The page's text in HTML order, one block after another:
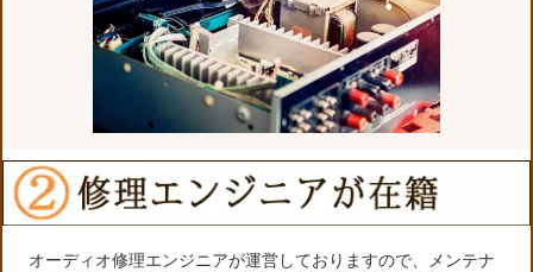
オーディオ修理エンジニアが運営しておりますので、メンテナ